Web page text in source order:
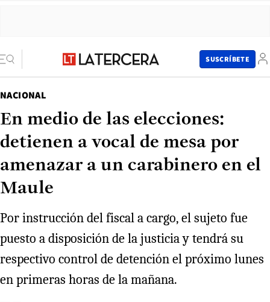
SUSCRÍBETE
NACIONAL
En medio de las elecciones:
detienen a vocal de mesa por
amenazar a un carabinero en el
Maule
Por instrucción del fiscal a cargo, el sujeto fue
puesto a disposición de la justicia y tendrá su
respectivo control de detención el próximo lunes
en primeras horas de la mañana.